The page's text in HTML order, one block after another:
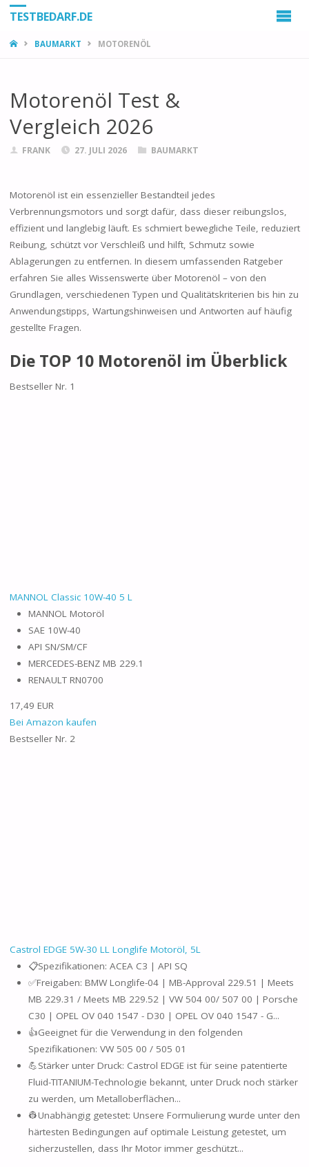
TESTBEDARF.DE
STARTBAUMARKT MOTORENÖL
Motorenöl Test &
Vergleich 2026
FRANK 27. JULI 2026 BAUMARKT
Motorenöl ist ein essenzieller Bestandteil jedes
Verbrennungsmotors und sorgt dafür, dass dieser reibungslos,
effizient und langlebig läuft. Es schmiert bewegliche Teile, reduziert
Reibung, schützt vor Verschleiß und hilft, Schmutz sowie
Ablagerungen zu entfernen. In diesem umfassenden Ratgeber
erfahren Sie alles Wissenswerte über Motorenöl – von den
Grundlagen, verschiedenen Typen und Qualitätskriterien bis hin zu
Anwendungstipps, Wartungshinweisen und Antworten auf häufig
gestellte Fragen.
Die TOP 10 Motorenöl im Überblick
Bestseller Nr. 1
MANNOL Classic 10W-40 5 L
MANNOL Motoröl
SAE 10W-40
API SN/SM/CF
MERCEDES-BENZ MB 229.1
RENAULT RN0700
17,49 EUR
Bei Amazon kaufen
Bestseller Nr. 2
Castrol EDGE 5W-30 LL Longlife Motoröl, 5L
📋Spezifikationen: ACEA C3 | API SQ
✅Freigaben: BMW Longlife-04 | MB-Approval 229.51 | Meets
MB 229.31 / Meets MB 229.52 | VW 504 00/ 507 00 | Porsche
C30 | OPEL OV 040 1547 - D30 | OPEL OV 040 1547 - G...
👍Geeignet für die Verwendung in den folgenden
Spezifikationen: VW 505 00 / 505 01
💪Stärker unter Druck: Castrol EDGE ist für seine patentierte
Fluid-TITANIUM-Technologie bekannt, unter Druck noch stärker
zu werden, um Metalloberflächen...
👷Unabhängig getestet: Unsere Formulierung wurde unter den
härtesten Bedingungen auf optimale Leistung getestet, um
sicherzustellen, dass Ihr Motor immer geschützt...